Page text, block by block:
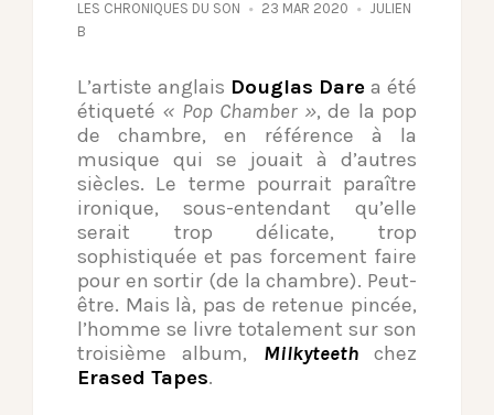
LES CHRONIQUES DU SON 23 MAR 2020
JULIEN
B
L’artiste anglais Douglas Dare a été
étiqueté « Pop Chamber », de la pop
de chambre, en référence à la
musique qui se jouait à d’autres
siècles. Le terme pourrait paraître
ironique, sous-entendant qu’elle
serait trop délicate, trop
sophistiquée et pas forcement faire
pour en sortir (de la chambre). Peut-
être. Mais là, pas de retenue pincée,
l’homme se livre totalement sur son
troisième album, Milkyteethchez
Erased Tapes.